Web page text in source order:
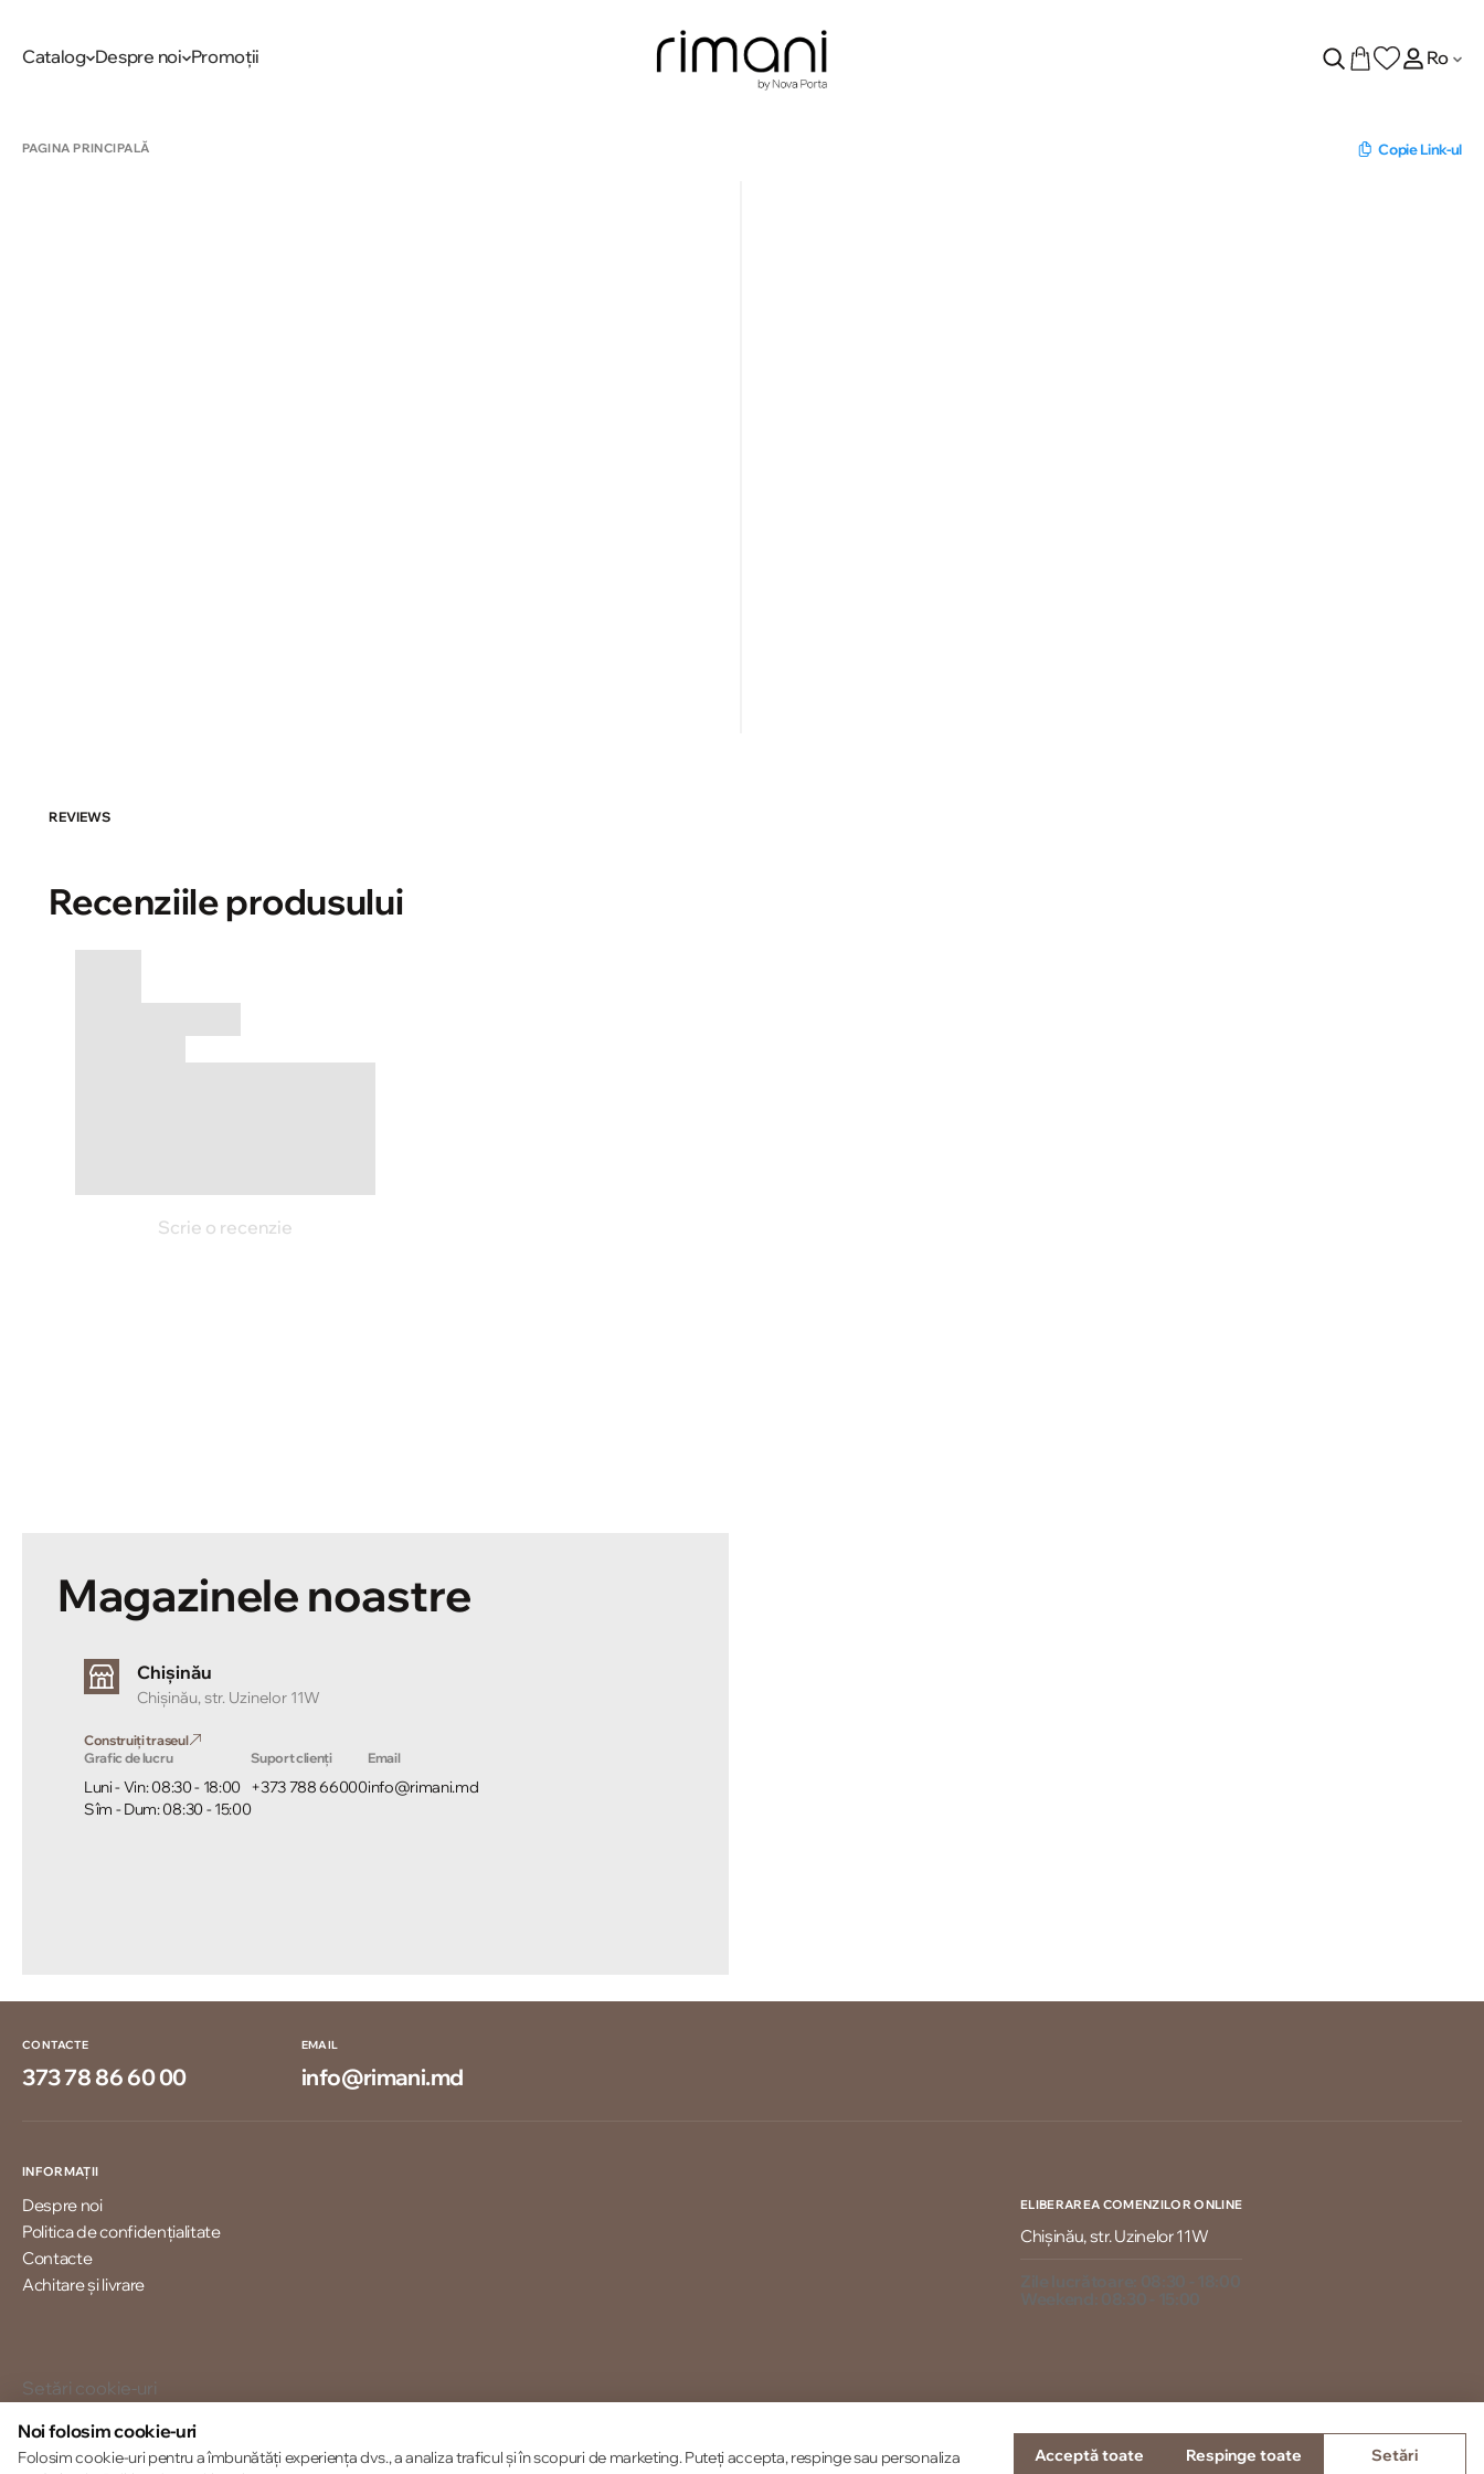
Catalog Despre noi Promoții Ro
PAGINA PRINCIPALĂ Copie Link-ul
REVIEWS
Recenziile produsului
Scrie o recenzie
Magazinele noastre
Chișinău
Chișinău, str. Uzinelor 11W
Construiți traseul
Grafic de lucru
Luni - Vin: 08:30 - 18:00
Sîm - Dum: 08:30 - 15:00
Suport clienți
+373 788 66000
Email
info@rimani.md
CONTACTE
373 78 86 60 00
EMAIL
info@rimani.md
INFORMAȚII
Despre noi
Politica de confidențialitate
Contacte
Achitare și livrare
ELIBERAREA COMENZILOR ONLINE
Chișinău, str. Uzinelor 11W
Setări cookie-uri
© 2013 – 2026 ECOM
Noi folosim cookie-uri
Folosim cookie-uri pentru a îmbunătăți experiența dvs., a analiza traficul și în scopuri de marketing. Puteți accepta, respinge sau personaliza
Acceptă toate Respinge toate Setări